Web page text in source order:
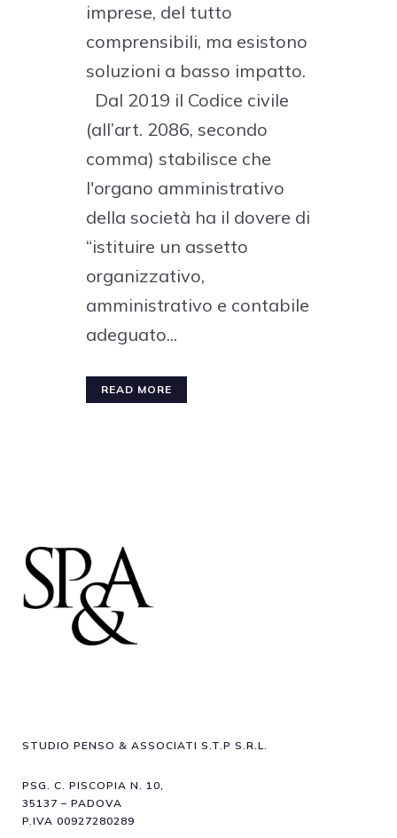
imprese, del tutto
comprensibili, ma esistono
soluzioni a basso impatto.
Dal 2019 il Codice civile
(all’art. 2086, secondo
comma) stabilisce che
l'organo amministrativo
della società ha il dovere di
“istituire un assetto
organizzativo,
amministrativo e contabile
adeguato...
READ MORE
STUDIO PENSO & ASSOCIATI S.T.P S.R.L.
PSG. C. PISCOPIA N. 10,
35137 – PADOVA
P.IVA 00927280289